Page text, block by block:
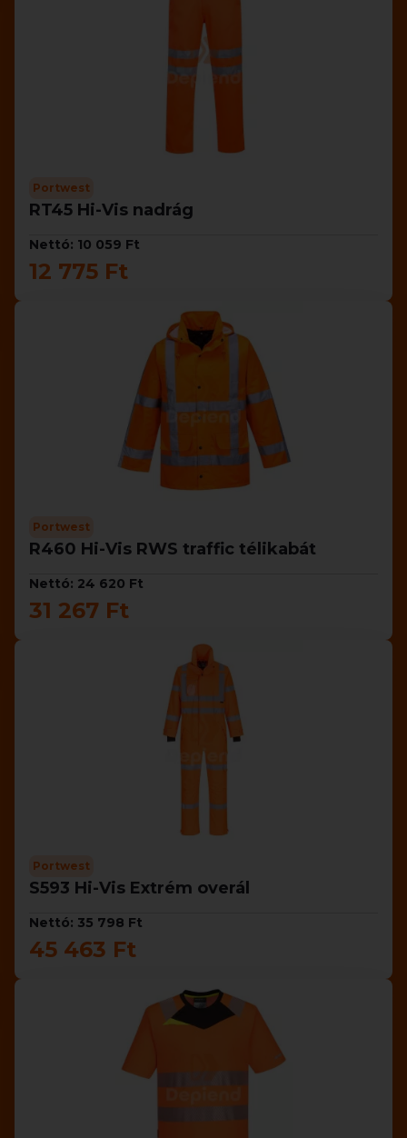
Portwest
RT45 Hi-Vis nadrág
Nettó: 10 059 Ft
12 775 Ft
Portwest
R460 Hi-Vis RWS traffic télikabát
Nettó: 24 620 Ft
31 267 Ft
Portwest
S593 Hi-Vis Extrém overál
Nettó: 35 798 Ft
45 463 Ft